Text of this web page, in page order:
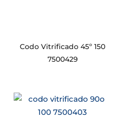
Codo Vitrificado 45º 150
7500429